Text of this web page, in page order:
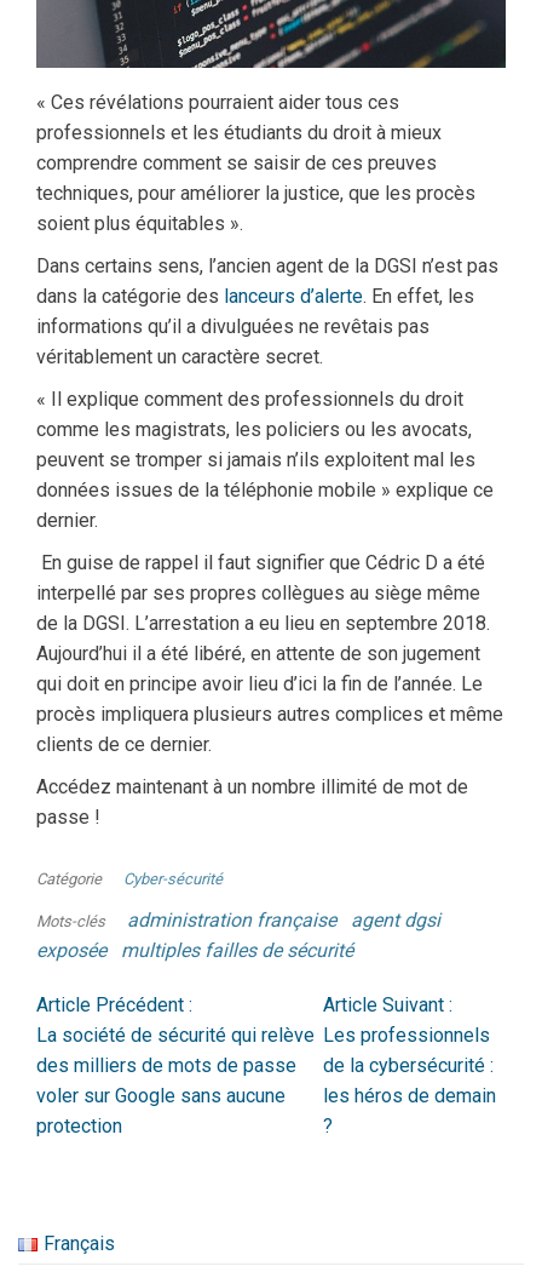
« Ces révélations pourraient aider tous ces
professionnels et les étudiants du droit à mieux
comprendre comment se saisir de ces preuves
techniques, pour améliorer la justice, que les procès
soient plus équitables ».
Dans certains sens, l’ancien agent de la DGSI n’est pas
dans la catégorie des lanceurs d’alerte. En effet, les
informations qu’il a divulguées ne revêtais pas
véritablement un caractère secret.
« Il explique comment des professionnels du droit
comme les magistrats, les policiers ou les avocats,
peuvent se tromper si jamais n’ils exploitent mal les
données issues de la téléphonie mobile » explique ce
dernier.
En guise de rappel il faut signifier que Cédric D a été
interpellé par ses propres collègues au siège même
de la DGSI. L’arrestation a eu lieu en septembre 2018.
Aujourd’hui il a été libéré, en attente de son jugement
qui doit en principe avoir lieu d’ici la fin de l’année. Le
procès impliquera plusieurs autres complices et même
clients de ce dernier.
Accédez maintenant à un nombre illimité de mot de
passe !
Catégorie Cyber-sécurité
Mots-clés administration française
agent dgsi
exposée
multiples failles de sécurité
Article Précédent :
La société de sécurité qui relève
des milliers de mots de passe
voler sur Google sans aucune
protection
Article Suivant :
Les professionnels
de la cybersécurité :
les héros de demain
?
Français